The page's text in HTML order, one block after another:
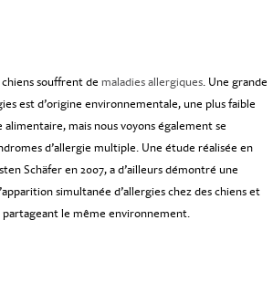
chiens souffrent de maladies allergiques. Une grande
est d’origine environnementale, une plus faible
alimentaire, mais nous voyons également se
d’allergie multiple. Une étude réalisée en
Schäfer en 2007, a d’ailleurs démontré une
simultanée d’allergies chez des chiens et
le même environnement.